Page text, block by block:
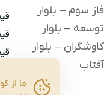
فاز سوم – بلوار
توسعه – بلوار
کاوشگران – بلوار
آفتاب
ما از